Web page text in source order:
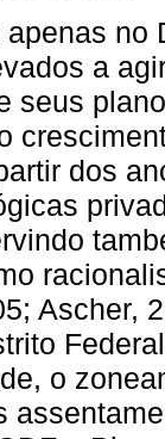
no
a
seus
dos
Ascher,
o